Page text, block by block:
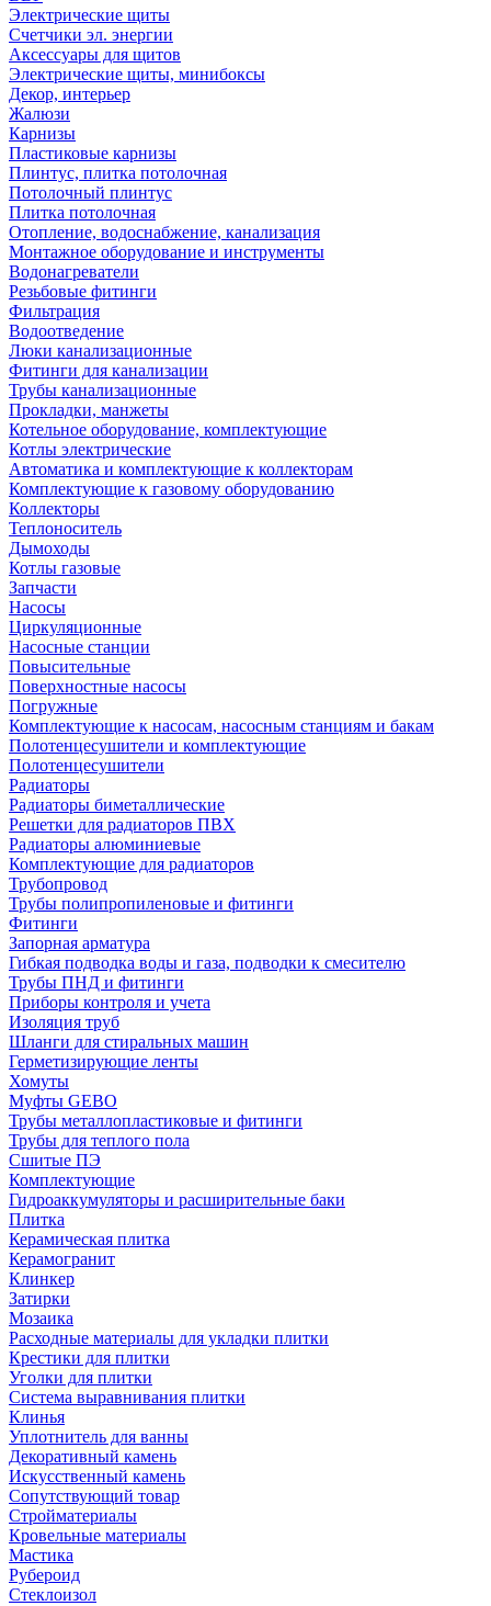
Электрические щиты
Счетчики эл. энергии
Аксессуары для щитов
Электрические щиты, минибоксы
Декор, интерьер
Жалюзи
Карнизы
Пластиковые карнизы
Плинтус, плитка потолочная
Потолочный плинтус
Плитка потолочная
Отопление, водоснабжение, канализация
Монтажное оборудование и инструменты
Водонагреватели
Резьбовые фитинги
Фильтрация
Водоотведение
Люки канализационные
Фитинги для канализации
Трубы канализационные
Прокладки, манжеты
Котельное оборудование, комплектующие
Котлы электрические
Автоматика и комплектующие к коллекторам
Комплектующие к газовому оборудованию
Коллекторы
Теплоноситель
Дымоходы
Котлы газовые
Запчасти
Насосы
Циркуляционные
Насосные станции
Повысительные
Поверхностные насосы
Погружные
Комплектующие к насосам, насосным станциям и бакам
Полотенцесушители и комплектующие
Полотенцесушители
Радиаторы
Радиаторы биметаллические
Решетки для радиаторов ПВХ
Радиаторы алюминиевые
Комплектующие для радиаторов
Трубопровод
Трубы полипропиленовые и фитинги
Фитинги
Запорная арматура
Гибкая подводка воды и газа, подводки к смесителю
Трубы ПНД и фитинги
Приборы контроля и учета
Изоляция труб
Шланги для стиральных машин
Герметизирующие ленты
Хомуты
Муфты GEBO
Трубы металлопластиковые и фитинги
Трубы для теплого пола
Сшитые ПЭ
Комплектующие
Гидроаккумуляторы и расширительные баки
Плитка
Керамическая плитка
Керамогранит
Клинкер
Затирки
Мозаика
Расходные материалы для укладки плитки
Крестики для плитки
Уголки для плитки
Система выравнивания плитки
Клинья
Уплотнитель для ванны
Декоративный камень
Искусственный камень
Сопутствующий товар
Стройматериалы
Кровельные материалы
Мастика
Рубероид
Стеклоизол